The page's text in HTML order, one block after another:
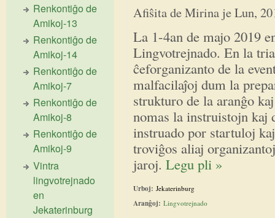
Afiŝita deMirina jeLun,
La 1-4an de majo 2019
Lingvotrejnado. En la
ĉeforganizanto de la
malfacilaĵoj dum la
strukturo de la aranĝo
nomas la instruistojn kaj
instruado por startuloj
troviĝos aliaj
jaroj. Legu pli »
Urboj: Jekaterinburg
Aranĝoj: Lingvotrejnado
Renkontiĝo de
Amikoj-13
Renkontiĝo de
Amikoj-14
Renkontiĝo de
Amikoj-7
Renkontiĝo de
Amikoj-8
Renkontiĝo de
Amikoj-9
Vintra
lingvotrejnado
en
Jekaterinburg